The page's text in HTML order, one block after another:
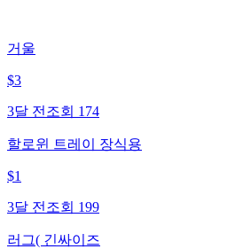
거울
$3
3달 전 조회 174
할로윈 트레이 장식용
$1
3달 전 조회 199
러그( 긴싸이즈